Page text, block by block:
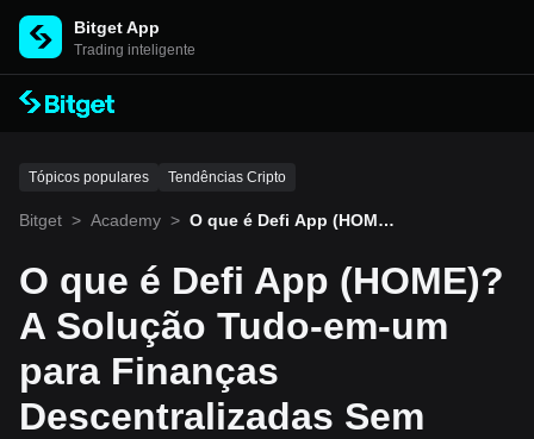
Bitget App
Trading inteligente
Tópicos populares Tendências Cripto
Bitget > Academy > O que é Defi App (HOM
alizadas Sem Barreiras
O que é Defi App (HOME)?
A Solução Tudo-em-um
para Finanças
Descentralizadas Sem